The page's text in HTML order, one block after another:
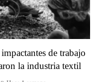
de trabajo
la industria textil